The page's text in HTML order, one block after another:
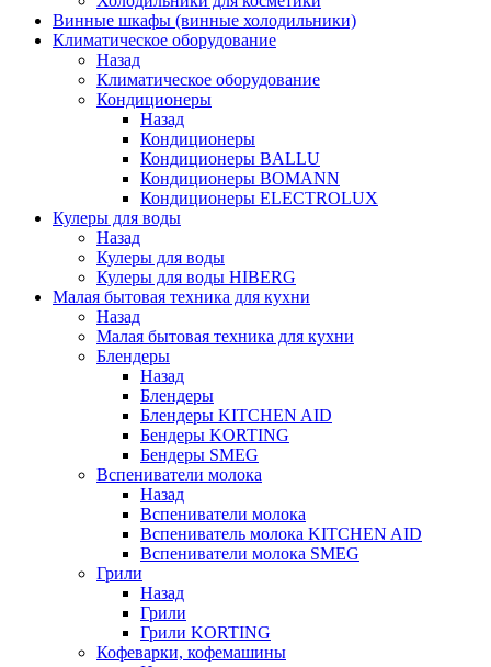
Винные шкафы (винные холодильники)
Климатическое оборудование
Назад
Климатическое оборудование
Кондиционеры
Назад
Кондиционеры
Кондиционеры BALLU
Кондиционеры BOMANN
Кондиционеры ELECTROLUX
Кулеры для воды
Назад
Кулеры для воды
Кулеры для воды HIBERG
Малая бытовая техника для кухни
Назад
Малая бытовая техника для кухни
Блендеры
Назад
Блендеры
Блендеры KITCHEN AID
Бендеры KORTING
Бендеры SMEG
Вспениватели молока
Назад
Вспениватели молока
Вспениватель молока KITCHEN AID
Вспениватели молока SMEG
Грили
Назад
Грили
Грили KORTING
Кофеварки, кофемашины